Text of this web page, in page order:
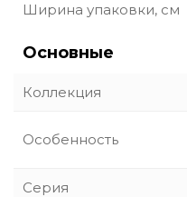
Ширина упаковки, см
Основные
Коллекция
Особенность
Серия